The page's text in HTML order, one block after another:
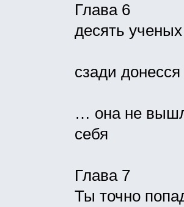
Глава 6
десять
сзади
… она не
себя
Глава 7
Ты точно